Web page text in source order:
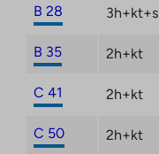
B 28 3h+kt+s
B 35 2h+kt
C 41 2h+kt
C 50 2h+kt